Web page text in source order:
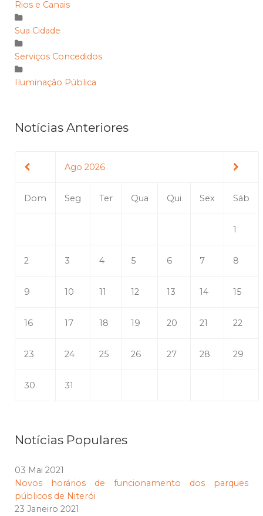
Rios e Canais
Sua Cidade
Serviços Concedidos
Iluminação Pública
Notícias Anteriores
Ago 2026
Dom Seg Ter Qua Qui Sex Sáb
1
2 3 4 5 6 7 8
9 10 11 12 13 14 15
16 17 18 19 20 21 22
23 24 25 26 27 28 29
30 31
Notícias Populares
03 Mai 2021
Novos horários de funcionamento dos parques
públicos de Niterói
23 Janeiro 2021